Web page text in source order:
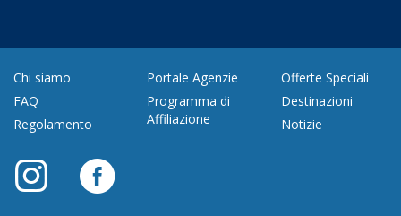
Chi siamo
FAQ
Regolamento
Portale Agenzie
Programma di
Affiliazione
Offerte Speciali
Destinazioni
Notizie